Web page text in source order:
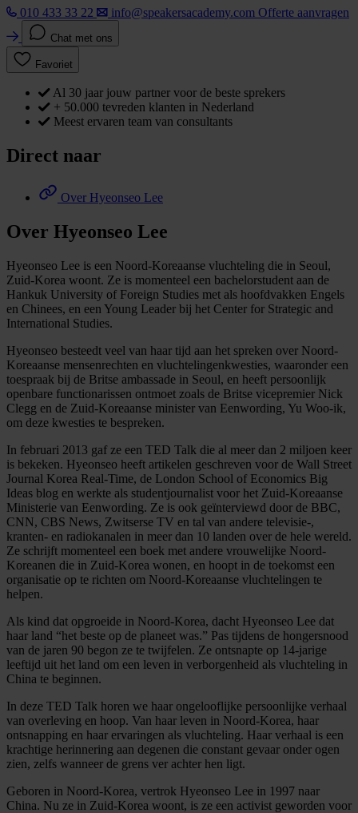
010 433 33 22 info@speakersacademy.com Offerte aanvragen
Chat met ons
Favoriet
Al 30 jaar jouw partner voor de beste sprekers
+ 50.000 tevreden klanten in Nederland
Meest ervaren team van consultants
Direct naar
Over Hyeonseo Lee
Over Hyeonseo Lee
Hyeonseo Lee is een Noord-Koreaanse vluchteling die in Seoul,
Zuid-Korea woont. Ze is momenteel een bachelorstudent aan de
Hankuk University of Foreign Studies met als hoofdvakken Engels
en Chinees, en een Young Leader bij het Center for Strategic and
International Studies.
Hyeonseo besteedt veel van haar tijd aan het spreken over Noord-
Koreaanse mensenrechten en vluchtelingenkwesties, waaronder een
toespraak bij de Britse ambassade in Seoul, en heeft persoonlijk
openbare functionarissen ontmoet zoals de Britse vicepremier Nick
Clegg en de Zuid-Koreaanse minister van Eenwording, Yu Woo-ik,
om deze kwesties te bespreken.
In februari 2013 gaf ze een TED Talk die al meer dan 2 miljoen keer
is bekeken. Hyeonseo heeft artikelen geschreven voor de Wall Street
Journal Korea Real-Time, de London School of Economics Big
Ideas blog en werkte als studentjournalist voor het Zuid-Koreaanse
Ministerie van Eenwording. Ze is ook geïnterviewd door de BBC,
CNN, CBS News, Zwitserse TV en tal van andere televisie-,
kranten- en radiokanalen in meer dan 10 landen over de hele wereld.
Ze schrijft momenteel een boek met andere vrouwelijke Noord-
Koreanen die in Zuid-Korea wonen, en hoopt in de toekomst een
organisatie op te richten om Noord-Koreaanse vluchtelingen te
helpen.
Als kind dat opgroeide in Noord-Korea, dacht Hyeonseo Lee dat
haar land “het beste op de planeet was.” Pas tijdens de hongersnood
van de jaren 90 begon ze te twijfelen. Ze ontsnapte op 14-jarige
leeftijd uit het land om een leven in verborgenheid als vluchteling in
China te beginnen.
In deze TED Talk horen we haar ongelooflijke persoonlijke verhaal
van overleving en hoop. Van haar leven in Noord-Korea, haar
ontsnapping en haar ervaringen als vluchteling. Haar verhaal is een
krachtige herinnering aan degenen die constant gevaar onder ogen
zien, zelfs wanneer de grens ver achter hen ligt.
Geboren in Noord-Korea, vertrok Hyeonseo Lee in 1997 naar
China. Nu ze in Zuid-Korea woont, is ze een activist geworden voor